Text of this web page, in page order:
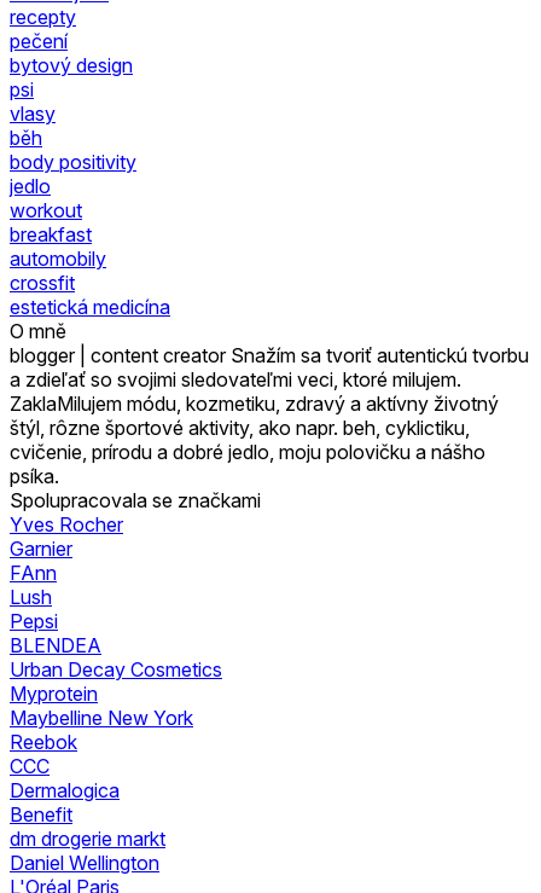
recepty
pečení
bytový design
psi
vlasy
běh
body positivity
jedlo
workout
breakfast
automobily
crossfit
estetická medicína
O mně
blogger | content creator Snažím sa tvoriť autentickú tvorbu
a zdieľať so svojimi sledovateľmi veci, ktoré milujem.
ZaklaMilujem módu, kozmetiku, zdravý a aktívny životný
štýl, rôzne športové aktivity, ako napr. beh, cyklictiku,
cvičenie, prírodu a dobré jedlo, moju polovičku a nášho
psíka.
Spolupracovala se značkami
Yves Rocher
Garnier
FAnn
Lush
Pepsi
BLENDEA
Urban Decay Cosmetics
Myprotein
Maybelline New York
Reebok
CCC
Dermalogica
Benefit
dm drogerie markt
Daniel Wellington
L'Oréal Paris